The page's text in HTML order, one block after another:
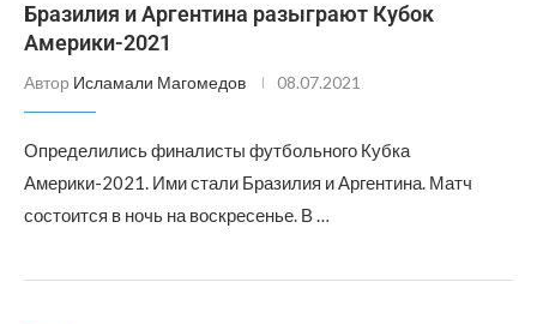
Бразилия и Аргентина разыграют Кубок
Америки-2021
Автор Исламали Магомедов 08.07.2021
Определились финалисты футбольного Кубка
Америки-2021. Ими стали Бразилия и Аргентина. Матч
состоится в ночь на воскресенье. В …